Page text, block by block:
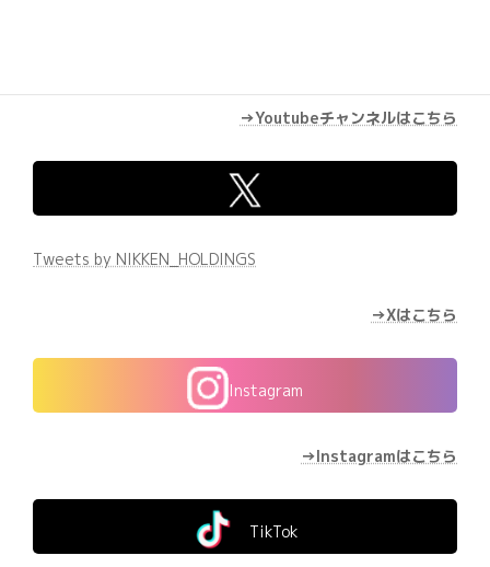
→Youtubeチャンネルはこちら
Tweets by NIKKEN_HOLDINGS
→Xはこちら
Instagram
→Instagramはこちら
TikTok